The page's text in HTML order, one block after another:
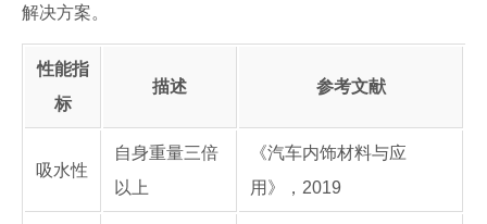
解决方案。
性能指
标
描述 参考文献
吸水性
自身重量三倍
以上
《汽车内饰材料与应
用》，2019